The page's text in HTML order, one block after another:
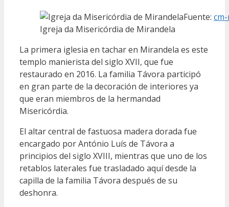
Fuente:
Igreja da Misericórdia de Mirandela
La primera iglesia en tachar en Mirandela es este
templo manierista del siglo XVII, que fue
restaurado en 2016. La familia Távora participó
en gran parte de la decoración de interiores ya
que eran miembros de la hermandad
Misericórdia.
El altar central de fastuosa madera dorada fue
encargado por António Luís de Távora a
principios del siglo XVIII, mientras que uno de los
retablos laterales fue trasladado aquí desde la
capilla de la familia Távora después de su
deshonra.